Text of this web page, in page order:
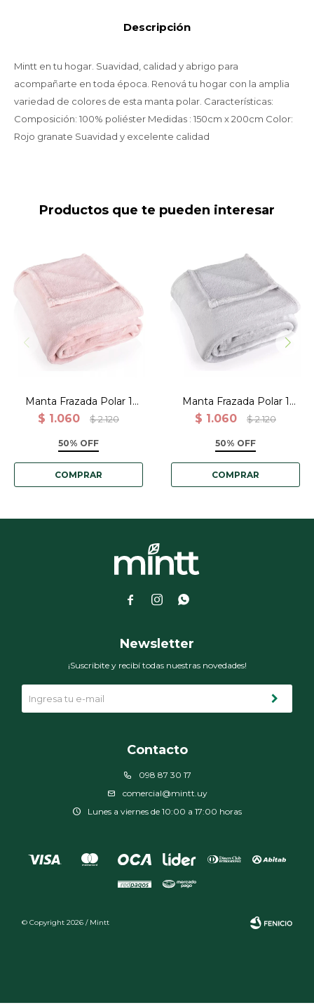
Descripción
Mintt en tu hogar. Suavidad, calidad y abrigo para
acompañarte en toda época. Renová tu hogar con la amplia
variedad de colores de esta manta polar. Características:
Composición: 100% poliéster Medidas : 150cm x 200cm Color:
Rojo granate Suavidad y excelente calidad
Productos que te pueden interesar
Manta polar 150x200 Rosa
Durazno
Manta Frazada Polar 1
Plaza 150x200cm Lisa -
$ 1.060 $ 2.120
50% OFF
Manta polar 150x200 Gris
Perla
Manta Frazada Polar 1
Plaza 150x200cm Lisa -
$ 1.060 $ 2.120
50% OFF
  
Contacto
098 87 30 17
comercial@mintt.uy
Lunes a viernes de 10:00 a 17:00 horas
Newsletter
¡Suscribite y recibí todas nuestras novedades!
© Copyright 2026 / Mintt